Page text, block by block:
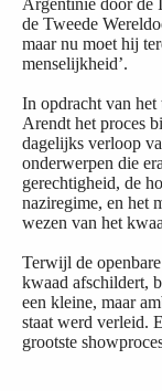
Argentinië door de
de Tweede
maar nu moet hij
menselijkheid’.
In opdracht van
Arendt het proces
dagelijks verloop
onderwerpen die
gerechtigheid, de
naziregime, en het
wezen van het
Terwijl de
kwaad afschildert,
een kleine, maar
staat werd verleid.
grootste